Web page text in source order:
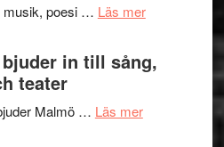
terräng
musik, poesi … Läs merom
Hannes
in till sång,
teater
Malmö … Läs merom